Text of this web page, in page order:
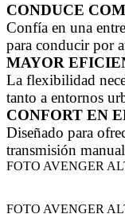
CONDUCE
Confía en una
para conducir por
MAYOR
La flexibilidad
tanto a entornos
CONFORT EN
Diseñado para
transmisión
FOTO AVENGER
FOTO AVENGER